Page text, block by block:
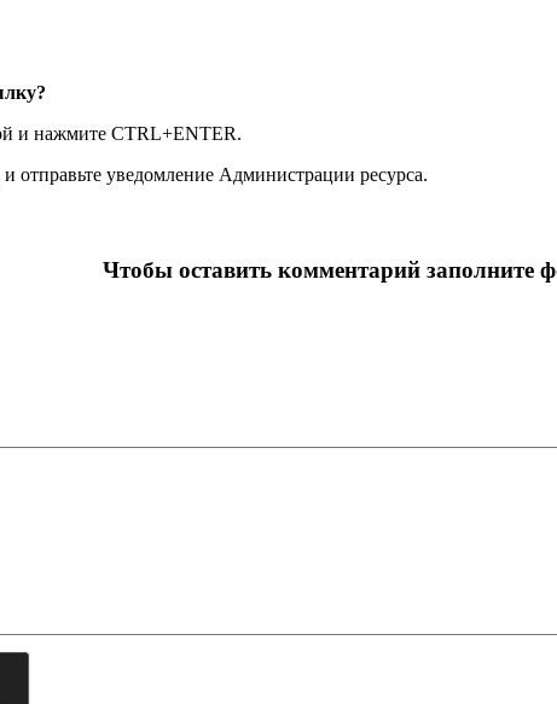
и нажмите CTRL+ENTER.
уведомление Администрации ресурса.
Чтобы оставить комментарий заполните